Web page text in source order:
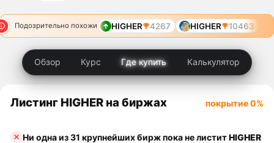
Подозрительно похожи HIGHER 4267 HIGHER 10463
Обзор Курс Где купить Калькулятор
Листинг HIGHER на биржах покрытие 0%
Ни одна из 31 крупнейших бирж пока не листитHIGHER